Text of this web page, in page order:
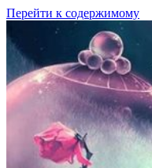
Перейти к содержимому